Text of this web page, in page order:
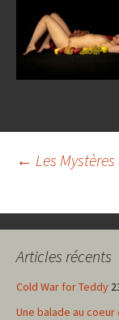
des
← Les
Articles récents
Cold War for Teddy
Une balade au